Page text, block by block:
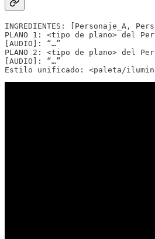
INGREDIENTES: [Personaje_A,
PLANO 1: <tipo de plano> del
[AUDIO]: “…”
PLANO 2: <tipo de plano> del
[AUDIO]: “…”
Estilo unificado: <paleta/